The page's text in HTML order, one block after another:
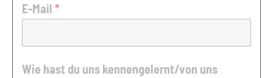
E-Mail *
Wie hast du uns kennengelernt/von uns